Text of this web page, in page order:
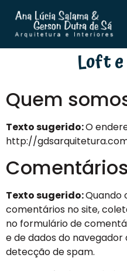
Loft
Quem
Texto sugerido:O
http://
Comentários
Texto sugerido:Quando
comentários no site,
no formulário de
e de dados do
detecção de spam.